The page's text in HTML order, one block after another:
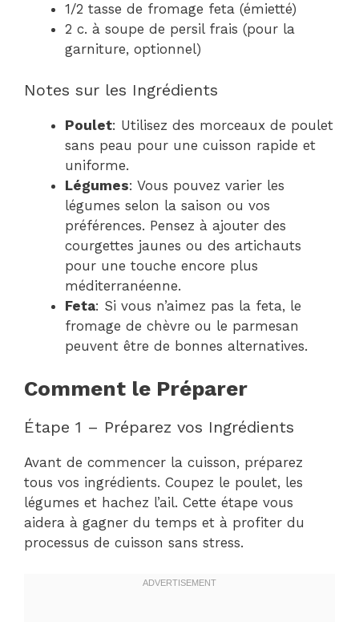
1/2 tasse de fromage feta (émietté)
2 c. à soupe de persil frais (pour la
garniture, optionnel)
Notes sur les Ingrédients
Poulet: Utilisez des morceaux de poulet
sans peau pour une cuisson rapide et
uniforme.
Légumes: Vous pouvez varier les
légumes selon la saison ou vos
préférences. Pensez à ajouter des
courgettes jaunes ou des artichauts
pour une touche encore plus
méditerranéenne.
Feta: Si vous n’aimez pas la feta, le
fromage de chèvre ou le parmesan
peuvent être de bonnes alternatives.
Comment le Préparer
Étape 1 – Préparez vos Ingrédients
Avant de commencer la cuisson, préparez
tous vos ingrédients. Coupez le poulet, les
légumes et hachez l’ail. Cette étape vous
aidera à gagner du temps et à profiter du
processus de cuisson sans stress.